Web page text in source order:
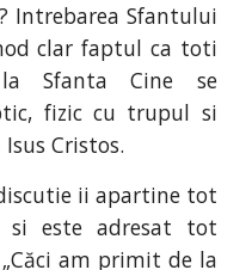
Intrebarea Sfantului
clar faptul ca toti
Sfanta Cine se
fizic cu trupul si
Cristos.
ii apartine tot
si este adresat tot
am primit de la